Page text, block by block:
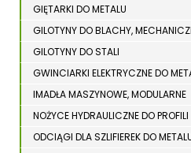
GIĘTARKI DO METALU
GILOTYNY DO BLACHY,
GILOTYNY DO STALI
GWINCIARKI ELEKTRYCZNE DO
IMADŁA MASZYNOWE, MODULARNE
NOŻYCE HYDRAULICZNE DO PROFILI
ODCIĄGI DLA SZLIFIEREK DO